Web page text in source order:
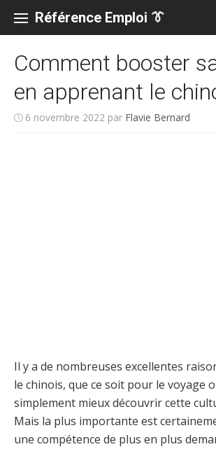
content
Référence Emploi 👔
Comment booster
en apprenant le
6 novembre 2022 par Flavie Bernard
Il y a de nombreuses excellentes
le chinois, que ce soit pour le voyage
simplement mieux découvrir cette
Mais la plus importante est
une compétence de plus en plus